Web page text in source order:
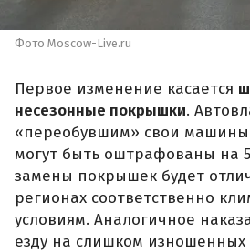
Фото Moscow-Live.ru
Первое изменение касается
несезонные покрышки.
«переобувшим» свои
могут быть оштрафованы на
замены покрышек будет
регионах соответственно
условиям. Аналогичное
езду на слишком